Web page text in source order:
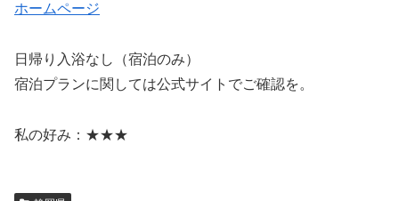
ホームページ
日帰り入浴なし（宿泊のみ）
宿泊プランに関しては公式サイトでご確認を。
私の好み：★★★